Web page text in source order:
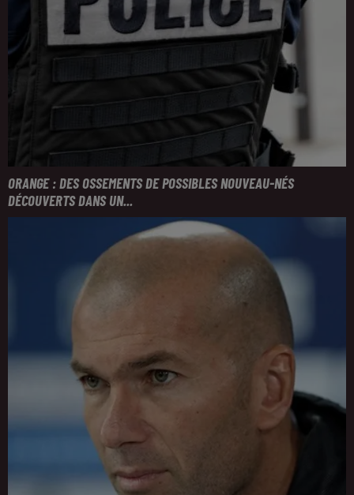
ORANGE : DES OSSEMENTS DE POSSIBLES NOUVEAU-NÉS
DÉCOUVERTS DANS UN...